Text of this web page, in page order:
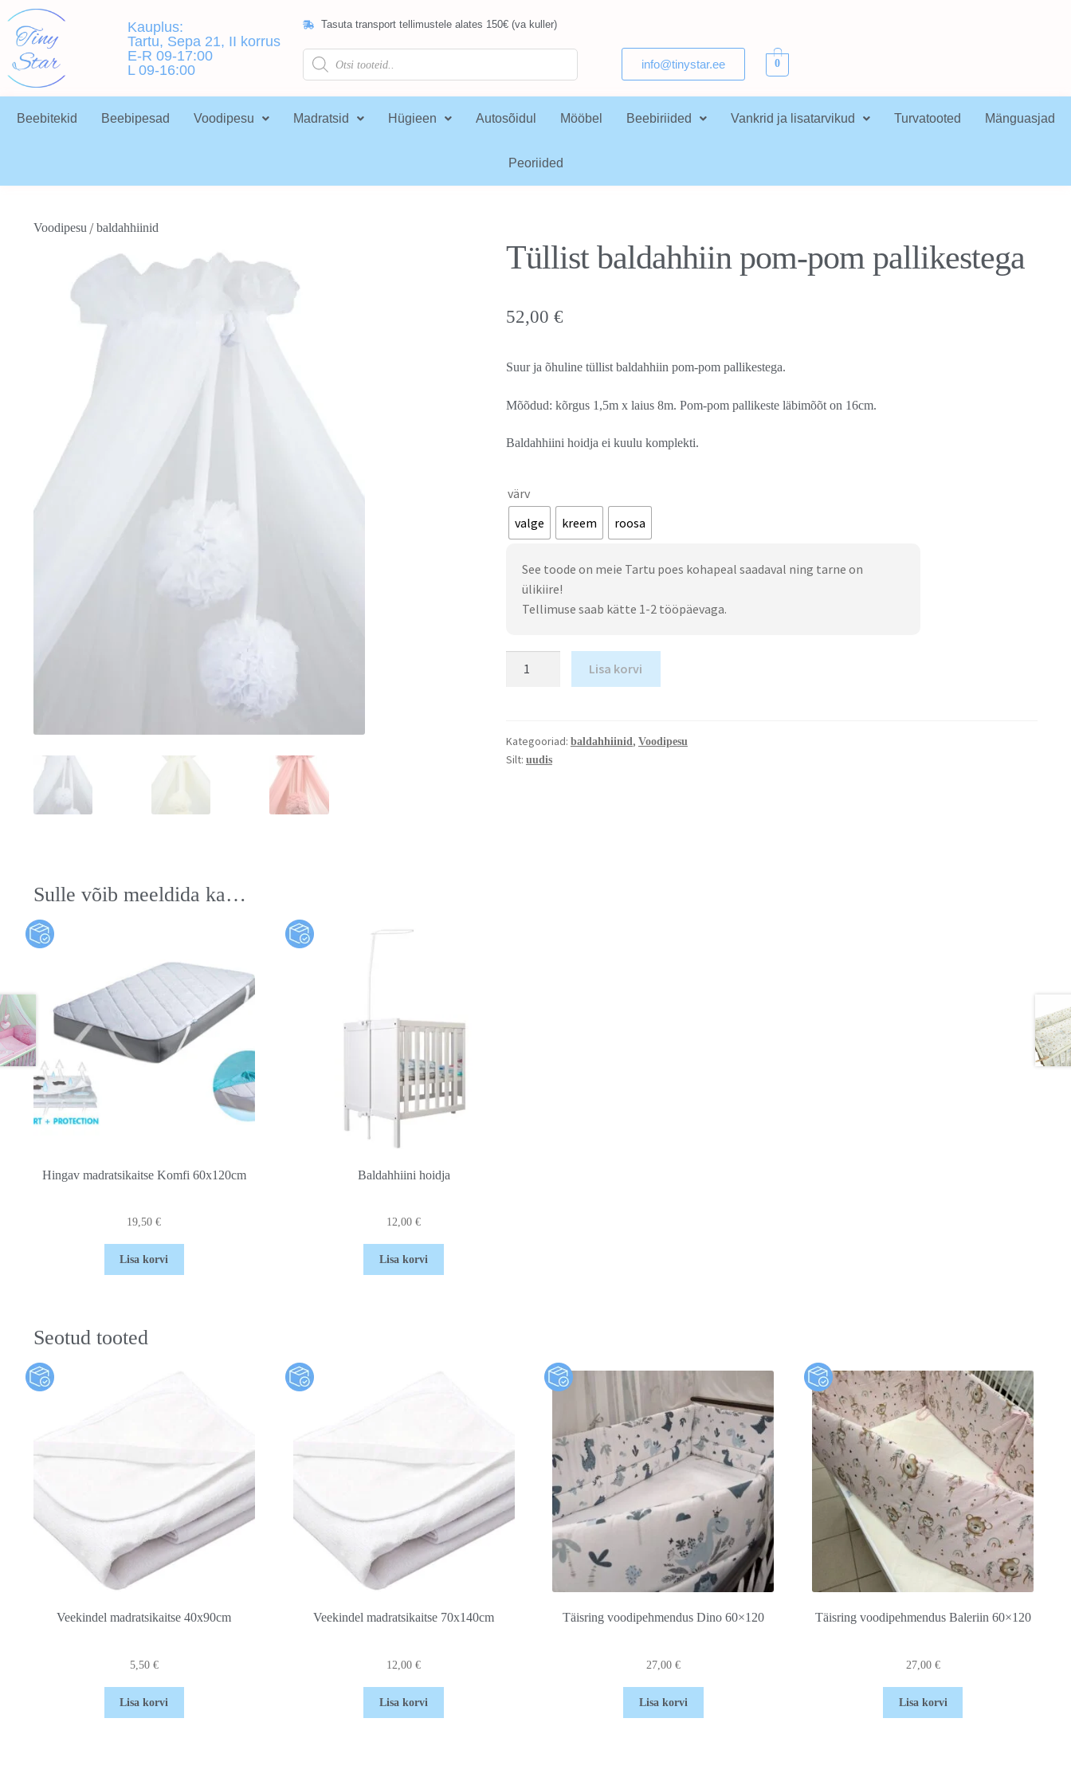
Kauplus:
Tartu, Sepa 21, II korrus
E-R 09-17:00
L 09-16:00
Tasuta transport tellimustele alates 150€ (va kuller)
info@tinystar.ee 0
Beebitekid Beebipesad Voodipesu Madratsid Hügieen Autosõidul Mööbel Beebiriided Vankrid ja lisatarvikud Turvatooted Mänguasjad
Peoriided
Voodipesu/baldahhiinid
Tüllist baldahhiin pom-pom pallikestega
52,00 €
Suur ja õhuline tüllist baldahhiin pom-pom pallikestega.
Mõõdud: kõrgus 1,5m x laius 8m. Pom-pom pallikeste läbimõõt on 16cm.
Baldahhiini hoidja ei kuulu komplekti.
värv
valge
kreem roosa
See toode on meie Tartu poes kohapeal saadaval ning tarne on
ülikiire!
Tellimuse saab kätte 1-2 tööpäevaga.
Lisa korvi
Kategooriad: baldahhiinid, Voodipesu
Silt: uudis
Sulle võib meeldida ka…
Hingav madratsikaitse Komfi 60x120cm
19,50€
Lisa korvi
Baldahhiini hoidja
12,00€
Lisa korvi
Seotud tooted
Veekindel madratsikaitse 40x90cm
5,50 €
Lisa korvi
Veekindel madratsikaitse 70x140cm
12,00€
Lisa korvi
Täisring voodipehmendus Dino 60×120
27,00 €
Lisa korvi
Täisring voodipehmendus Baleriin 60×120
27,00 €
Lisa korvi